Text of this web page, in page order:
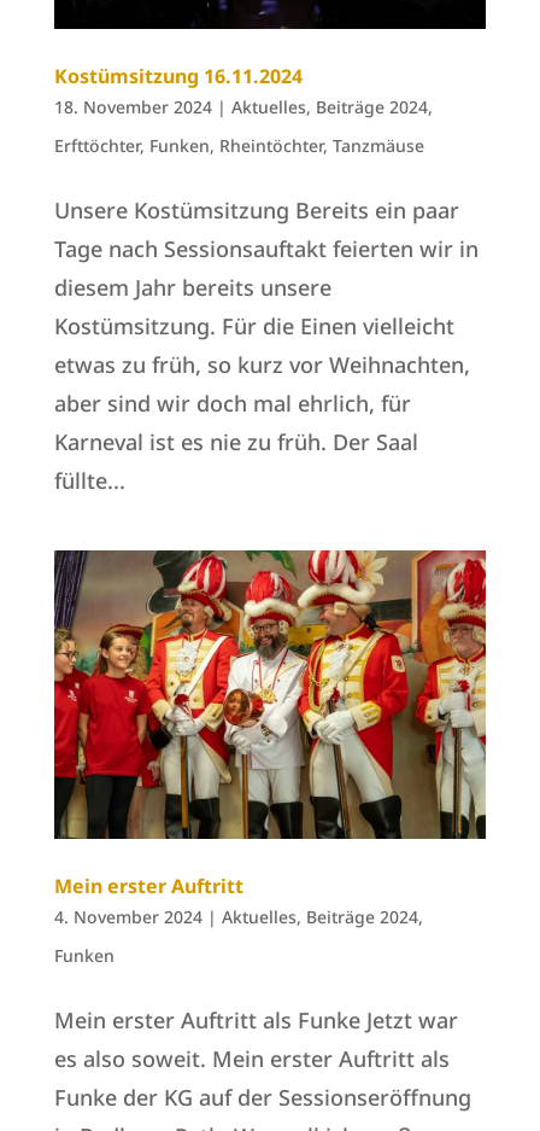
Kostümsitzung 16.11.2024
18. November 2024| Aktuelles, Beiträge 2024,
Erfttöchter, Funken, Rheintöchter, Tanzmäuse
Unsere Kostümsitzung Bereits ein paar
Tage nach Sessionsauftakt feierten wir in
diesem Jahr bereits unsere
Kostümsitzung. Für die Einen vielleicht
etwas zu früh, so kurz vor Weihnachten,
aber sind wir doch mal ehrlich, für
Karneval ist es nie zu früh. Der Saal
füllte...
Mein erster Auftritt
4. November 2024| Aktuelles, Beiträge 2024,
Funken
Mein erster Auftritt als Funke Jetzt war
es also soweit. Mein erster Auftritt als
Funke der KG auf der Sessionseröffnung